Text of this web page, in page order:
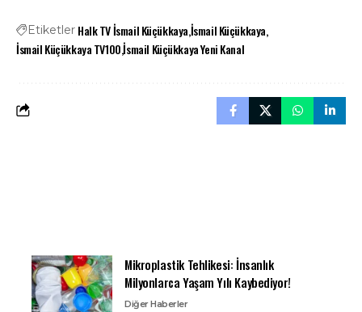
Etiketler Halk TV İsmail Küçükkayaİsmail Küçükkaya
İsmail Küçükkaya TV100İsmail Küçükkaya Yeni Kanal
Mikroplastik Tehlikesi: İnsanlık
Milyonlarca Yaşam Yılı Kaybediyor!
Diğer Haberler